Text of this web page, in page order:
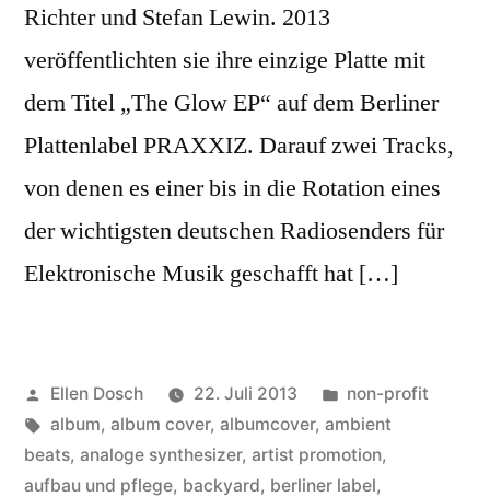
Richter und Stefan Lewin. 2013
veröffentlichten sie ihre einzige Platte mit
dem Titel „The Glow EP“ auf dem Berliner
Plattenlabel PRAXXIZ. Darauf zwei Tracks,
von denen es einer bis in die Rotation eines
der wichtigsten deutschen Radiosenders für
Elektronische Musik geschafft hat […]
Veröffentlicht
von
Ellen Dosch 22. Juli 2013
Veröffentlicht
in
non-profit
Schlagwörter:
album, album cover, albumcover, ambient
beats, analoge synthesizer, artist promotion,
aufbau und pflege, backyard, berliner label,